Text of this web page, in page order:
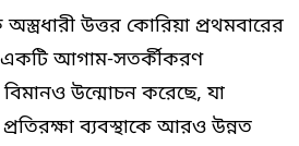
উত্তর কোরিয়া প্রথমবারের
আগাম-সতর্কীকরণ
উন্মোচন করেছে, যা
ব্যবস্থাকে আরও উন্নত